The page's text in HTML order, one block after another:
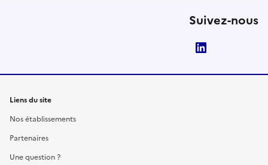
Suivez-nous
Liens du site
Nos établissements
Partenaires
Une question ?